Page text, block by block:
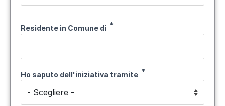
Residente in Comune di
Ho saputo dell'iniziativa tramite